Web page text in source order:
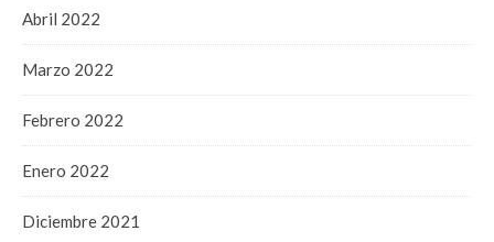
Abril 2022
Marzo 2022
Febrero 2022
Enero 2022
Diciembre 2021